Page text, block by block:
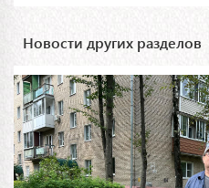
Новости других разделов